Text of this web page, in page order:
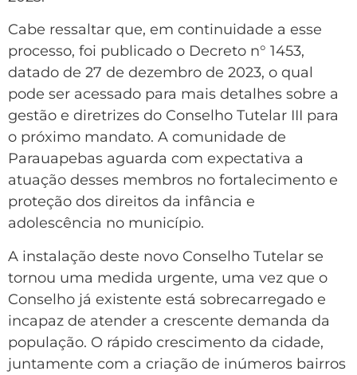
Cabe ressaltar que, em continuidade a esse
processo, foi publicado o Decreto n° 1453,
datado de 27 de dezembro de 2023, o qual
pode ser acessado para mais detalhes sobre a
gestão e diretrizes do Conselho Tutelar III para
o próximo mandato. A comunidade de
Parauapebas aguarda com expectativa a
atuação desses membros no fortalecimento e
proteção dos direitos da infância e
adolescência no município.
A instalação deste novo Conselho Tutelar se
tornou uma medida urgente, uma vez que o
Conselho já existente está sobrecarregado e
incapaz de atender a crescente demanda da
população. O rápido crescimento da cidade,
juntamente com a criação de inúmeros bairros